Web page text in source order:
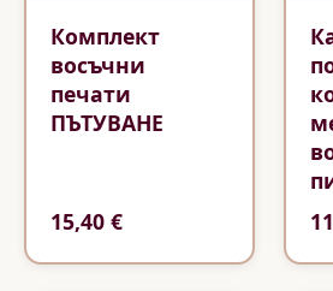
Комплект
восъчни
печати
ПЪТУВАНЕ
15,40 €